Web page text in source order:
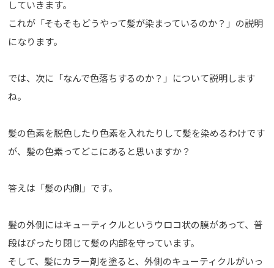
していきます。
これが「そもそもどうやって髪が染まっているのか？」の説明
になります。
では、次に「なんで色落ちするのか？」について説明します
ね。
髪の色素を脱色したり色素を入れたりして髪を染めるわけです
が、髪の色素ってどこにあると思いますか？
答えは「髪の内側」です。
髪の外側にはキューティクルというウロコ状の膜があって、普
段はぴったり閉じて髪の内部を守っています。
そして、髪にカラー剤を塗ると、外側のキューティクルがいっ